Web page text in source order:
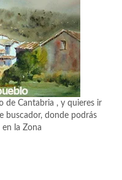
de Cantabria , y quieres ir
buscador, donde podrás
la Zona